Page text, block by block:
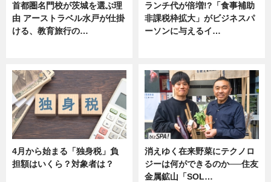
首都圏名門校が茨城を選ぶ理
由 アーストラベル水戸が仕掛
ける、教育旅行の…
ランチ代が倍増!?「食事補助
非課税枠拡大」がビジネスパ
ーソンに与えるイ…
4月から始まる「独身税」負
担額はいくら？対象者は？
消えゆく在来野菜にテクノロ
ジーは何ができるのか──住友
金属鉱山「SOL…